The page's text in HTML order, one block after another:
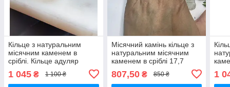
Кільце з натуральним
місячним каменем в
сріблі. Кільце адуляр
крапля . Розмір 18,5. Індія.
1 045 ₴ 1 100 ₴
Місячний камінь кільце з
натуральним місячним
каменем в сріблі 17,7
807,50₴ 850 ₴
20.
1